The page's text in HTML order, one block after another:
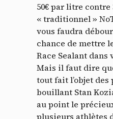
50€ par litre contre
« traditionnel »
vous faudra
chance de mettre
Race Sealant dans
Mais il faut dire
tout fait l’objet
bouillant Stan
au point le
plusieurs athlètes